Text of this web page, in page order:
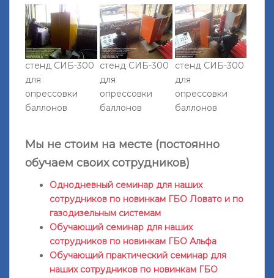
стенд СИБ-300
для
опрессовки
баллонов
стенд СИБ-300
для
опрессовки
баллонов
стенд СИБ-300
для
опрессовки
баллонов
Мы не стоим на месте (постоянно
обучаем своих сотрудников)
Однодневный семинар для наших
сотрудников по новинкам ГБО Ловато и по
газодизельным системам
Обучающий семинар для наших
сотрудников по новинкам ГБО Альфа
Обучающий практический семинар для
наших сотрудников по новинкам ГБО